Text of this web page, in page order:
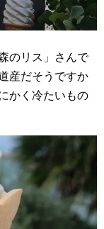
のリス」さんで
産だそうですか
かく冷たいもの